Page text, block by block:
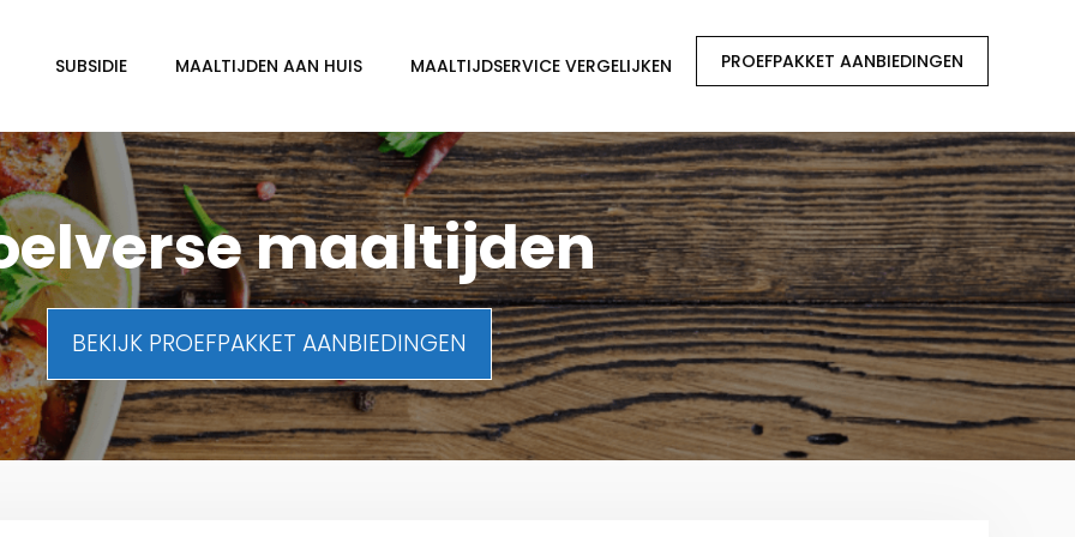
SUBSIDIE MAALTIJDEN AAN HUIS MAALTIJDSERVICE VERGELIJKEN PROEFPAKKET AANBIEDINGEN
maaltijden
BEKIJK PROEFPAKKET AANBIEDINGEN